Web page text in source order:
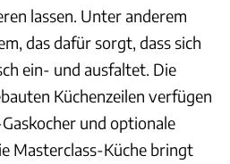
lassen. Unter anderem
das dafür sorgt, dass sich
ein- und ausfaltet. Die
Küchenzeilen verfügen
und optionale
Masterclass-Küche bringt